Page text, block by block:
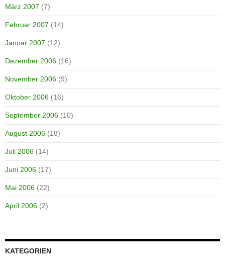
März 2007 (7)
Februar 2007 (14)
Januar 2007 (12)
Dezember 2006 (16)
November 2006 (9)
Oktober 2006 (16)
September 2006 (10)
August 2006 (18)
Juli 2006 (14)
Juni 2006 (17)
Mai 2006 (22)
April 2006 (2)
KATEGORIEN